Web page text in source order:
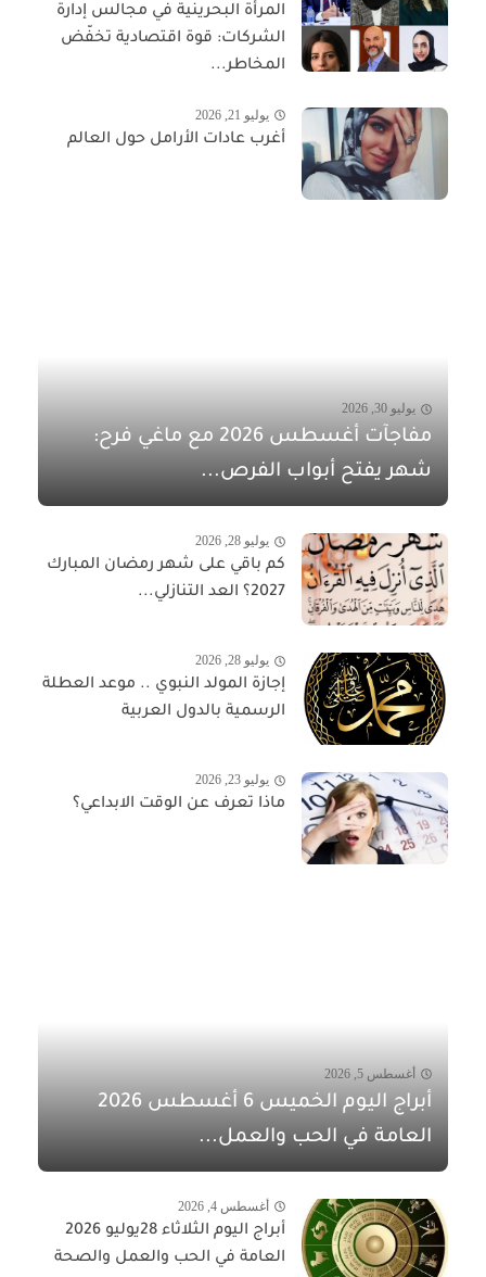
المرأة البحرينية في مجالس إدارة
الشركات: قوة اقتصادية تخفّض
المخاطر...
يوليو 21, 2026
أغرب عادات الأرامل حول العالم
يوليو 30, 2026
مفاجآت أغسطس 2026 مع ماغي فرح:
شهر يفتح أبواب الفرص...
يوليو 28, 2026
كم باقي على شهر رمضان المبارك
2027؟ العد التنازلي...
يوليو 28, 2026
إجازة المولد النبوي .. موعد العطلة
الرسمية بالدول العربية
يوليو 23, 2026
ماذا تعرف عن الوقت الابداعي؟
أغسطس 5, 2026
أبراج اليوم الخميس 6 أغسطس 2026
العامة في الحب والعمل...
أغسطس 4, 2026
أبراج اليوم الثلاثاء 28يوليو 2026
العامة في الحب والعمل والصحة